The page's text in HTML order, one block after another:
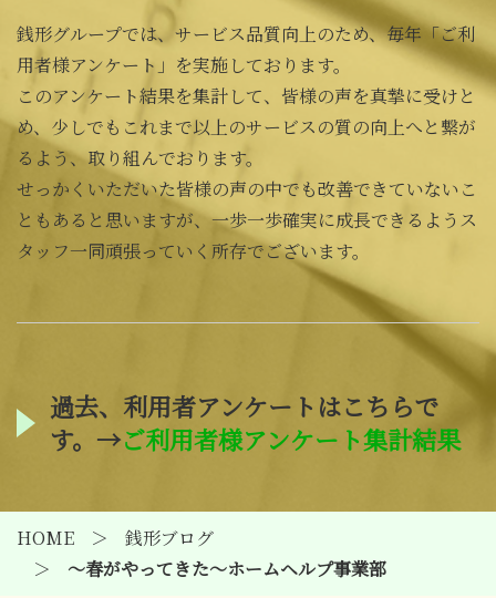
銭形グループでは、サービス品質向上のため、毎年「ご利
用者様アンケート」を実施しております。
このアンケート結果を集計して、皆様の声を真摯に受けと
め、少しでもこれまで以上のサービスの質の向上へと繋が
るよう、取り組んでおります。
せっかくいただいた皆様の声の中でも改善できていないこ
ともあると思いますが、一歩一歩確実に成長できるようス
タッフ一同頑張っていく所存でございます。
過去、利用者アンケートはこちらで
す。→ご利用者様アンケート集計結果
HOME
銭形ブログ
～春がやってきた～ホームヘルプ事業部